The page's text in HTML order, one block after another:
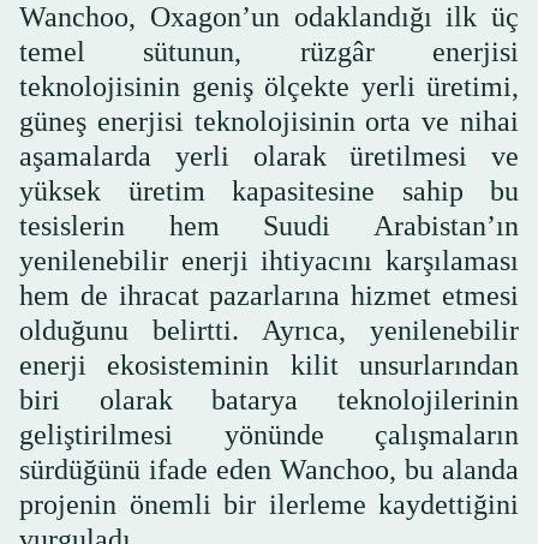
Wanchoo, Oxagon’un odaklandığı ilk üç
temel sütunun, rüzgâr enerjisi
teknolojisinin geniş ölçekte yerli üretimi,
güneş enerjisi teknolojisinin orta ve nihai
aşamalarda yerli olarak üretilmesi ve
yüksek üretim kapasitesine sahip bu
tesislerin hem Suudi Arabistan’ın
yenilenebilir enerji ihtiyacını karşılaması
hem de ihracat pazarlarına hizmet etmesi
olduğunu belirtti. Ayrıca, yenilenebilir
enerji ekosisteminin kilit unsurlarından
biri olarak batarya teknolojilerinin
geliştirilmesi yönünde çalışmaların
sürdüğünü ifade eden Wanchoo, bu alanda
projenin önemli bir ilerleme kaydettiğini